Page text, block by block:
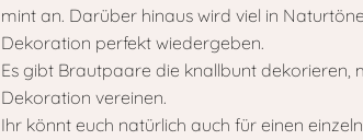
mint an. Darüber hinaus wird viel in
Dekoration perfekt wiedergeben.
Es gibt Brautpaare die knallbunt dekorieren,
Dekoration vereinen.
Ihr könnt euch natürlich auch für einen